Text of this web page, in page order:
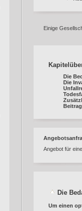
Einige
Die
Die
Angebot für
Die
Um einen